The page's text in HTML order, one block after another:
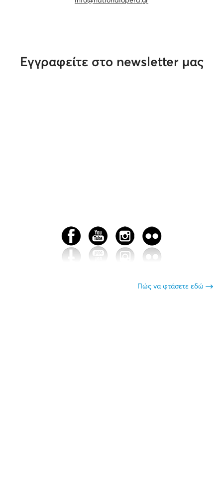
Εγγραφείτε στο newsletter μας
Πώς να φτάσετε εδώ